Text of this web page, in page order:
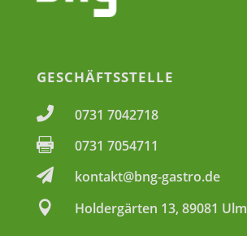
GESCHÄFTSSTELLE
 0731 7042718
 0731 7054711
 kontakt@bng-gastro.de
 Holdergärten 13, 89081 Ulm